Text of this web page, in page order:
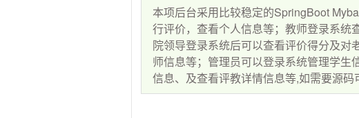
本项后台采用比较稳定的SpringBoot
行评价，查看个人信息等；教师登录系统
院领导登录系统后可以查看评价得分及
师信息等；管理员可以登录系统管理学生
信息、及查看评教详情信息等,如需要源